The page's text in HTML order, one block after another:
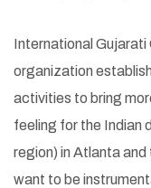
International
organization
activities to bring
feeling for the Indian
region) in Atlanta
want to be